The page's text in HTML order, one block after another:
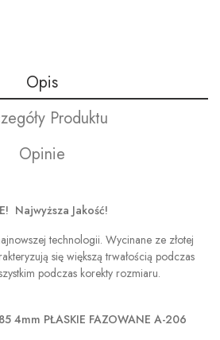
Opis
Produktu
Opinie
Najwyższa Jakość!
technologii. Wycinane ze złotej
się większą trwałością podczas
podczas korekty rozmiaru.
4mm PŁASKIE FAZOWANE A-206